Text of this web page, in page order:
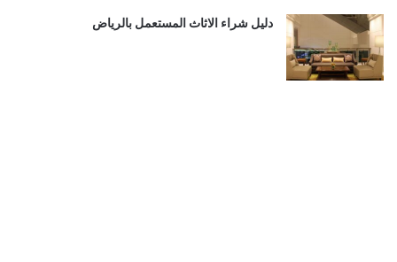
دليل شراء الاثاث المستعمل بالرياض